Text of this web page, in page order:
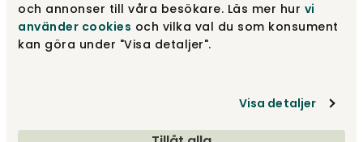
och annonser till våra besökare. Läs mer hur vi
använder cookies och vilka val du som konsument
kan göra under "Visa detaljer".
Visa detaljer
7 085 kr 7 085 kr